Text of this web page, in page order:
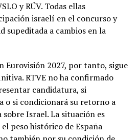
y RÚV. Todas ellas
israelí en el concurso y
supeditada a cambios en la
Eurovisión 2027, por tanto, sigue
RTVE no ha confirmado
candidatura, si
o si condicionará su retorno a
Israel. La situación es
peso histórico de España